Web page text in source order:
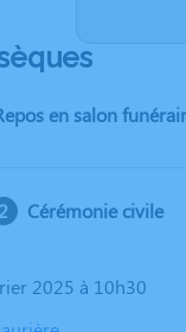
en salon
Cérémonie civile
2025 à 10h30